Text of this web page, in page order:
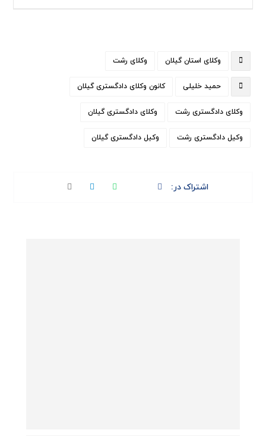
وکلای استان گیلان وکلای رشت
حمید خلیلی کانون وکلای دادگستری گیلان
وکلای دادگستری رشت وکلای دادگستری گیلان
وکیل دادگستری رشت وکیل دادگستری گیلان